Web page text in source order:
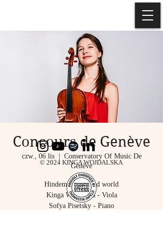
Concours de Genève
czw., 06 lis
  |
Conservatory Of Music De
Genève
Hindemith’s Sound world
Kinga Wojdalska - Viola
Sofya Pisetsky - Piano
© 2024 KINGA WOJDALSKA